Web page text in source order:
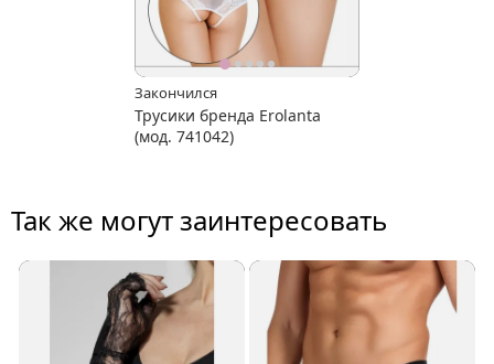
Закончился
Трусики бренда Erolanta
(мод. 741042)
Так же могут заинтересовать